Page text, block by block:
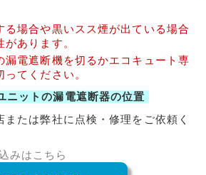
る場合や黒いスス煙が出ている場合
あります。
漏電遮断機を切るかエコキュート専
てください。
ニットの漏電遮断器の位置
または弊社に点検・修理をご依頼く
みはこちら